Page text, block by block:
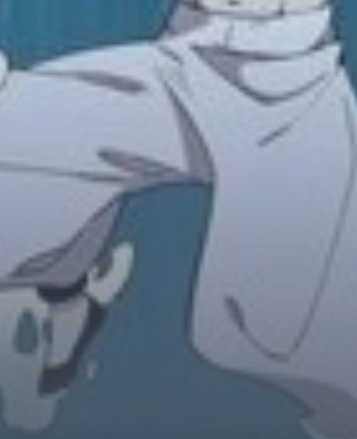
Webtoon
Martial Arts
Historical
Seinen
Sci-Fi
Tragedy